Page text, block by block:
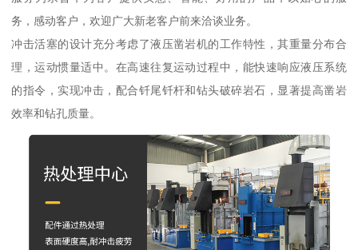
务，感动客户，欢迎广大新老客户前来洽谈业务。
冲击活塞的设计充分考虑了液压凿岩机的工作特性，其重量分布合
理，运动惯量适中。在高速往复运动过程中，能快速响应液压系统
的指令，实现冲击，配合钎尾钎杆和钻头破碎岩石，显著提高凿岩
效率和钻孔质量。